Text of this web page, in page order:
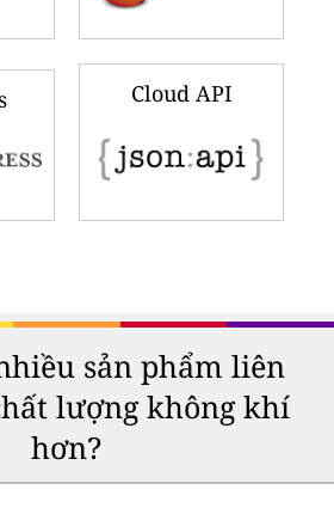
Cloud API
sản phẩm liên
lượng không khí
hơn?